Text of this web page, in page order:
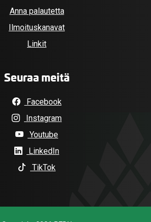
Anna palautetta
Ilmoituskanavat
Linkit
Seuraa meitä
Facebook
Instagram
Youtube
LinkedIn
TikTok